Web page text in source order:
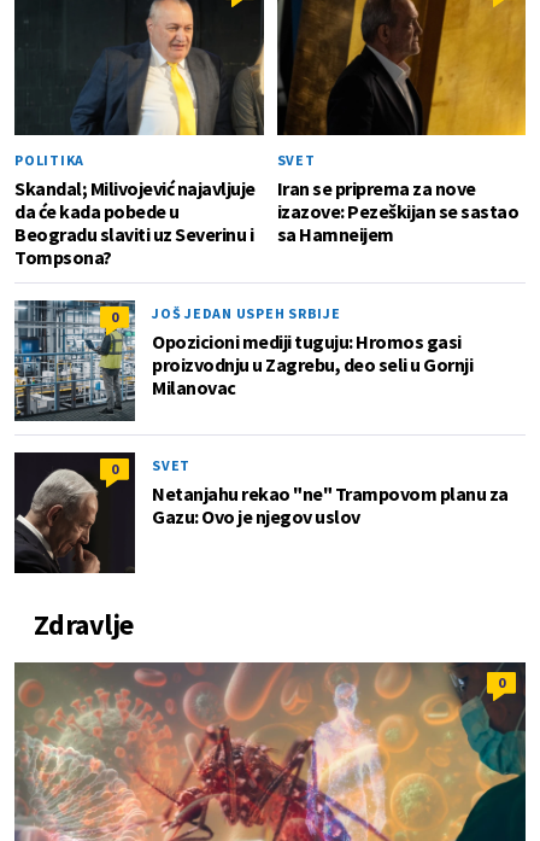
POLITIKA
Skandal; Milivojević najavljuje
da će kada pobede u
Beogradu slaviti uz Severinu i
Tompsona?
SVET
Iran se priprema za nove
izazove: Pezeškijan se sastao
sa Hamneijem
0 JOŠ JEDAN USPEH SRBIJE
Opozicioni mediji tuguju: Hromos gasi
proizvodnju u Zagrebu, deo seli u Gornji
Milanovac
0 SVET
Netanjahu rekao "ne" Trampovom planu za
Gazu: Ovo je njegov uslov
Zdravlje
0